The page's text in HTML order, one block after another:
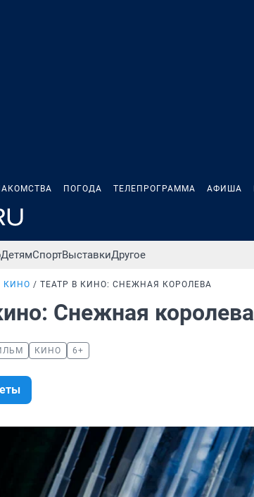
ПОГОДА ТЕЛЕПРОГРАММА АФИША
ДетямСпортВыставкиДругое
КИНО ТЕАТР В КИНО: СНЕЖНАЯ КОРОЛЕВА
Снежная королева
КИНО 6+